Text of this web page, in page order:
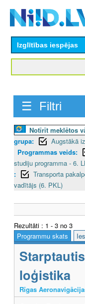
Izglītības iespējas
☰ Filtri
Notīrīt meklētos
grupa:
Augstākā
Programmas veids:
studiju programma - 6.
:
Transporta
vadītājs (6. PKL)
Rezultāti : 1 - 3 no 3
Programmu skats
loģistika
Rīgas